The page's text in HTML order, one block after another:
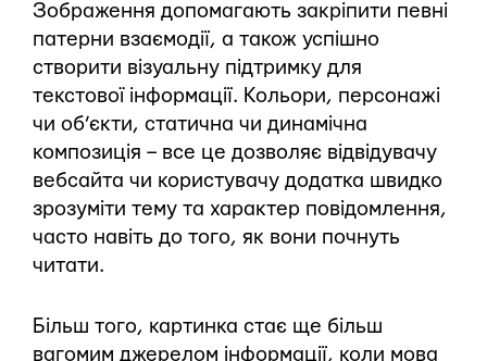
Зображення допомагають закріпити певні
патерни взаємодії, а також успішно
створити візуальну підтримку для
текстової інформації. Кольори, персонажі
чи об’єкти, статична чи динамічна
композиція – все це дозволяє відвідувачу
вебсайта чи користувачу додатка швидко
зрозуміти тему та характер повідомлення,
часто навіть до того, як вони почнуть
читати.
Більш того, картинка стає ще більш
вагомим джерелом інформації, коли мова